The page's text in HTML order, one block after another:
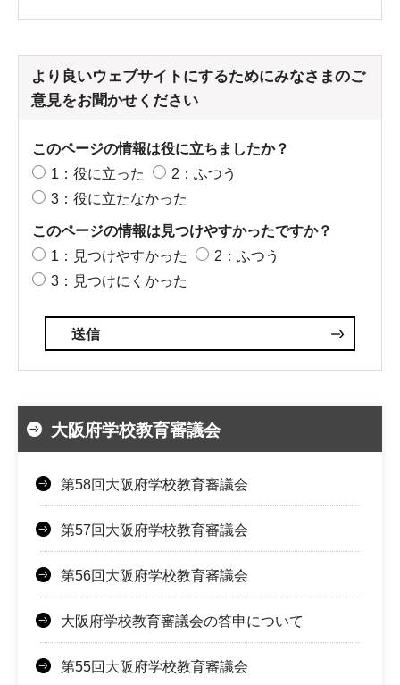
より良いウェブサイトにするためにみなさまのご
意見をお聞かせください
このページの情報は役に立ちましたか？
1：役に立った
2：ふつう
3：役に立たなかった
このページの情報は見つけやすかったですか？
1：見つけやすかった
2：ふつう
3：見つけにくかった
大阪府学校教育審議会
第58回大阪府学校教育審議会
第57回大阪府学校教育審議会
第56回大阪府学校教育審議会
大阪府学校教育審議会の答申について
第55回大阪府学校教育審議会